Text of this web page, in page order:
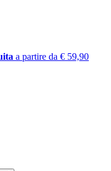
a partire da € 59,90